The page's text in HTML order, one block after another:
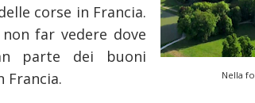
Nella
corse in Francia.
far vedere dove
parte dei buoni
Francia.